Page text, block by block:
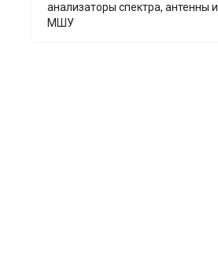
анализаторы спектра, антенны и
МШУ